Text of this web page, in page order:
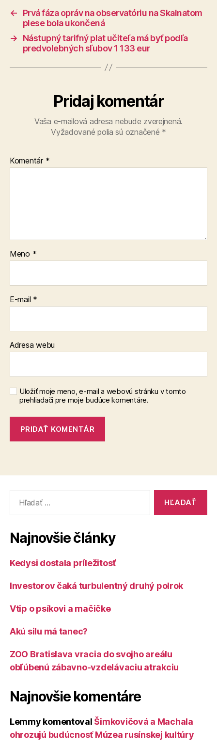
←
Prvá fáza opráv na observatóriu na Skalnatom
plese bola ukončená
→
Nástupný tarifný plat učiteľa má byť podľa
predvolebných sľubov 1 133 eur
Pridaj komentár
Vaša e-mailová adresa nebude zverejnená.
Vyžadované polia sú označené *
Komentár *
Meno *
E-mail *
Adresa webu
Uložiť moje meno, e-mail a webovú stránku v tomto
prehliadači pre moje budúce komentáre.
Najnovšie články
Kedysi dostala príležitosť
Investorov čaká turbulentný druhý polrok
Vtip o psíkovi a mačičke
Akú silu má tanec?
ZOO Bratislava vracia do svojho areálu
obľúbenú zábavno-vzdelávaciu atrakciu
Najnovšie komentáre
Lemmy komentoval Šimkovičová a Machala
ohrozujú budúcnosť Múzea rusínskej kultúry